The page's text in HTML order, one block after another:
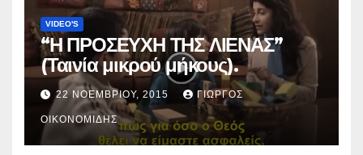
VIDEO'S
“Η ΠΡΟΣΕΥΧΗ ΤΗΣ ΛΙΕΝΑΣ”
(Ταινία μικρού μήκους).
22 ΝΟΕΜΒΡΊΟΥ, 2015 ΓΙΏΡΓΟΣ
ΟΙΚΟΝΟΜΊΔΗΣ